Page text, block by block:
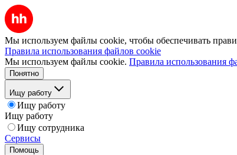
Мы используем файлы cookie, чтобы обеспечивать
Правила использования файлов cookie
Мы используем файлы cookie. Правила использования
Понятно
Ищу работу
Ищу работу
Ищу работу
Ищу сотрудника
Сервисы
Помощь